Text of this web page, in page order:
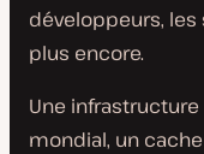
développeurs, les
plus encore.
Une infrastructure
mondial, un